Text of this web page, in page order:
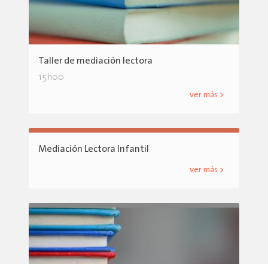
Taller de mediación lectora
15h00
ver más >
Mediación Lectora Infantil
ver más >